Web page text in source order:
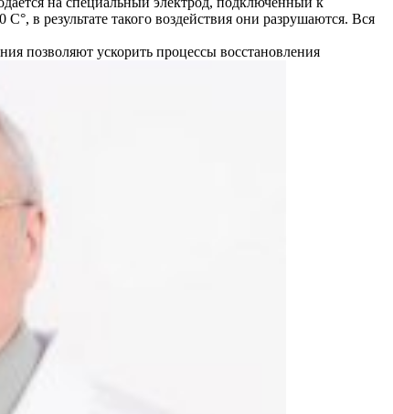
в результате такого воздействия они разрушаются. Вся
позволяют ускорить процессы восстановления